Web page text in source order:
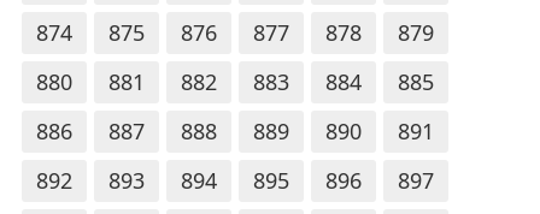
874
875 876 877 878
879
880
881 882 883 884
885
886
887 888 889 890
891
892
893 894 895 896
897